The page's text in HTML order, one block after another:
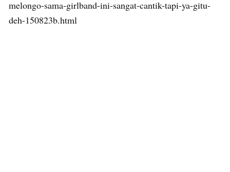
melongo-sama-girlband-ini-sangat-cantik-tapi-ya-gitu-
deh-150823b.html